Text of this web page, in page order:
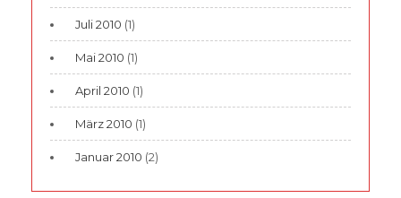
Juli 2010 (1)
Mai 2010 (1)
April 2010 (1)
März 2010 (1)
Januar 2010 (2)